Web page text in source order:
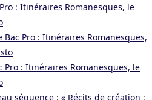
: Itinéraires Romanesques, le
Bac Pro : Itinéraires Romanesques,
Pro : Itinéraires Romanesques, le
séquence : « Récits de création ;